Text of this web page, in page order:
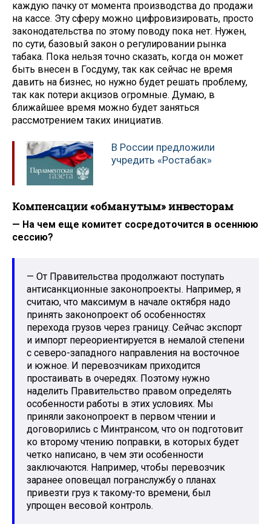
каждую пачку от момента производства до продажи
на кассе. Эту сферу можно цифровизировать, просто
законодательства по этому поводу пока нет. Нужен,
по сути, базовый закон о регулировании рынка
табака. Пока нельзя точно сказать, когда он может
быть внесен в Госдуму, так как сейчас не время
давить на бизнес, но нужно будет решать проблему,
так как потери акцизов огромные. Думаю, в
ближайшее время можно будет заняться
рассмотрением таких инициатив.
В России предложили
учредить «Ростабак»
Компенсации «обманутым» инвесторам
— На чем еще комитет сосредоточится в осеннюю
сессию?
— От Правительства продолжают поступать
антисанкционные законопроекты. Например, я
считаю, что максимум в начале октября надо
принять законопроект об особенностях
перехода грузов через границу. Сейчас экспорт
и импорт переориентируется в немалой степени
с северо-западного направления на восточное
и южное. И перевозчикам приходится
простаивать в очередях. Поэтому нужно
наделить Правительство правом определять
особенности работы в этих условиях. Мы
приняли законопроект в первом чтении и
договорились с Минтрансом, что он подготовит
ко второму чтению поправки, в которых будет
четко написано, в чем эти особенности
заключаются. Например, чтобы перевозчик
заранее оповещал погранслужбу о планах
привезти груз к такому-то времени, был
упрощен весовой контроль.